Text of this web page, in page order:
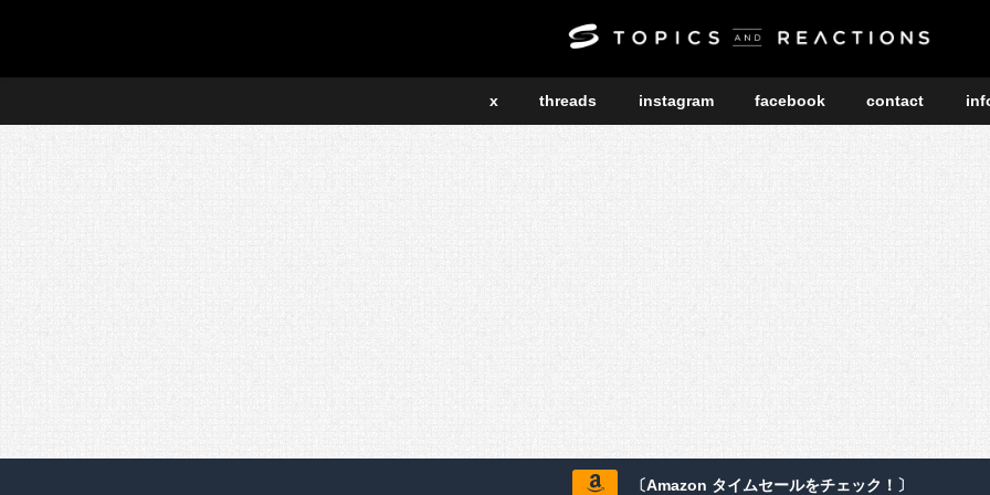
x threads instagram facebook contact
〔Amazon タイムセールをチェック！〕